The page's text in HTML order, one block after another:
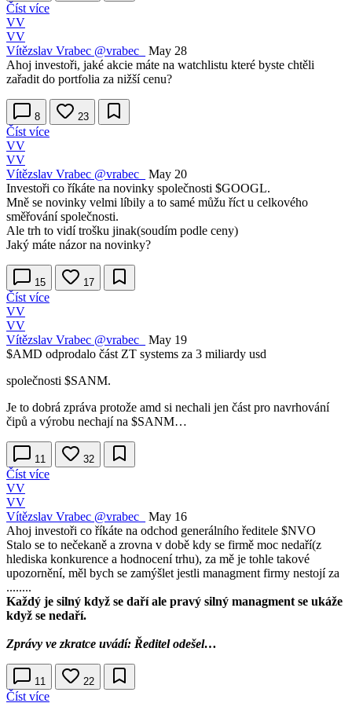
Číst více
VV
VV
Vítězslav Vrabec @vrabec_
May 28
Ahoj investoři, jaké akcie máte na watchlistu které byste chtěli
zařadit do portfolia za nižší cenu?
8 23
Číst více
VV
VV
Vítězslav Vrabec @vrabec_
May 20
Investoři co říkáte na novinky společnosti $GOOGL.
Mně se novinky velmi líbily a to samé můžu říct u celkového
směřování společnosti.
Ale trh to vidí trošku jinak(soudím podle ceny)
Jaký máte názor na novinky?
15 17
Číst více
VV
VV
Vítězslav Vrabec @vrabec_
May 19
$AMD odprodalo část ZT systems za 3 miliardy usd
společnosti $SANM.
Je to dobrá zpráva protože amd si nechali jen část pro navrhování
čipů a výrobu nechají na $SANM…
11 32
Číst více
VV
VV
Vítězslav Vrabec @vrabec_
May 16
Ahoj investoři co říkáte na odchod generálního ředitele $NVO
Stalo se to nečekaně a zrovna v době kdy se firmě moc nedaří(z
hlediska konkurence a hodnocení trhu), za mě je tohle takové
upozornění, měl bych se zamýšlet jestli managment firmy nestojí za
........
Každý je silný když se daří ale pravý silný managment se ukáže
když se nedaří.
Zprávy ve zkratce uvádí: Ředitel odešel…
11 22
Číst více